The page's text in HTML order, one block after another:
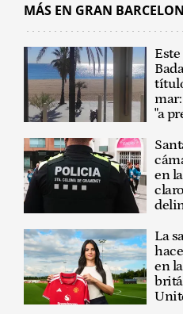
MÁS EN GRAN
"a
en
La
en